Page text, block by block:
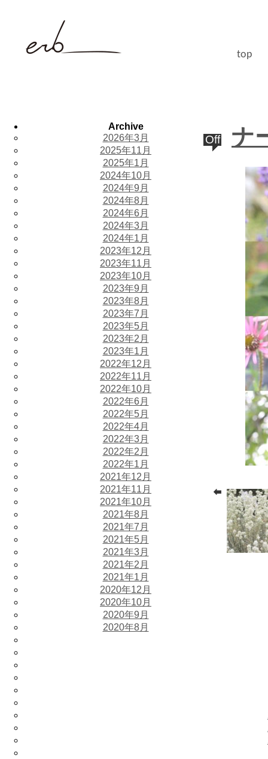
top
Off ナ
Archive
2026年3月
2025年11月
2025年1月
2024年10月
2024年9月
2024年8月
2024年6月
2024年3月
2024年1月
2023年12月
2023年11月
2023年10月
2023年9月
2023年8月
2023年7月
2023年5月
2023年2月
2023年1月
2022年12月
2022年11月
2022年10月
2022年6月
2022年5月
2022年4月
2022年3月
2022年2月
2022年1月
2021年12月
2021年11月
2021年10月
2021年8月
2021年7月
2021年5月
2021年3月
2021年2月
2021年1月
2020年12月
2020年10月
2020年9月
2020年8月